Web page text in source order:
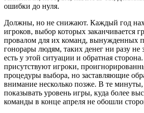
ошибки до нуля.
Должны, но не снижают. Каждый год
игроков, выбор которых заканчивается
провалом для их команд, вынужденных
гонорары людям, таких денег ни разу
есть у этой ситуации и обратная
присутствуют игроки,
процедуры выбора, но заставляющие
внимание несколько позже. В те
показывать уровень игры, куда более
команды в конце апреля не обошли